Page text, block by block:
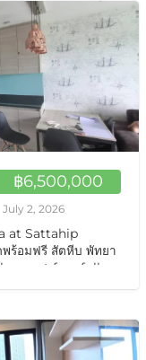
฿6,500,000
July 2, 2026
at Sattahip
ร้อมฟรี สัตหีบ พัทยา
free fully